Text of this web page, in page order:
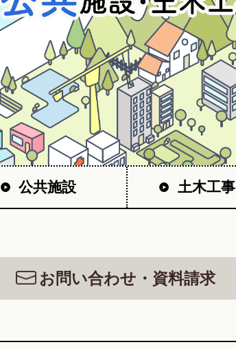
公共施設 土木工事
お問い合わせ・資料請求